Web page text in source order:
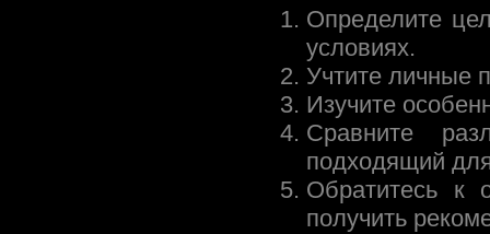
Определите
условиях.
Учтите личные
Изучите
Сравните
подходящий
Обратитесь к
получить